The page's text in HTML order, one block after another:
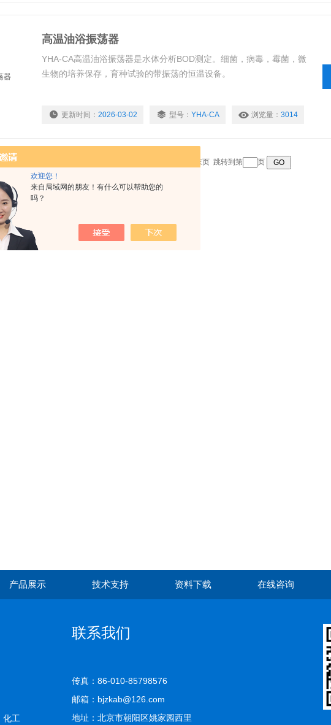
欢迎您！
来自局域网的朋友！有什么可以帮助您的
吗？
高温油浴振荡器
YHA-CA高温油浴振荡器是水体分析BOD测定。细菌，病毒，霉菌，微
生物的培养保存，育种试验的带振荡的恒温设备。
更新时间： 2026-03-02 型号： YHA-CA 浏览量： 3014
共 1 条记录，当前 1 / 1 页 首页 上一页 下一页 末页 跳转到第 页
产品展示 技术支持 资料下载 在线咨询
化工
联系我们
传真：86-010-85798576
邮箱：bjzkab@126.com
地址：北京市朝阳区姚家园西里